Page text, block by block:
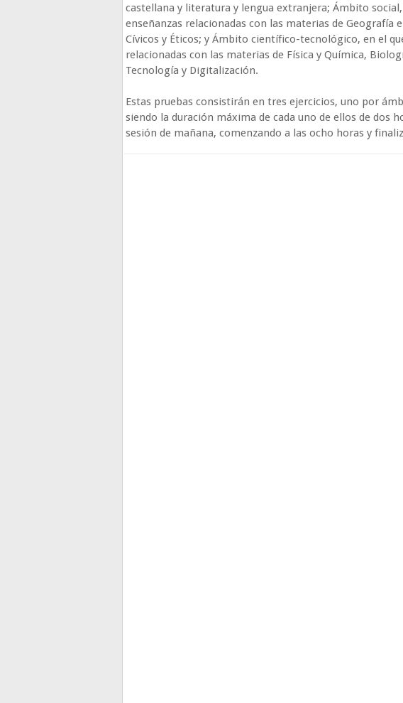
castellana y literatura y lengua extranjera; Ámbito
enseñanzas relacionadas con las materias de Geografía
Cívicos y Éticos; y Ámbito científico-tecnológico, en el
relacionadas con las materias de Física y Química,
Tecnología y Digitalización.
Estas pruebas consistirán en tres ejercicios, uno por
siendo la duración máxima de cada uno de ellos de dos
sesión de mañana, comenzando a las ocho horas y